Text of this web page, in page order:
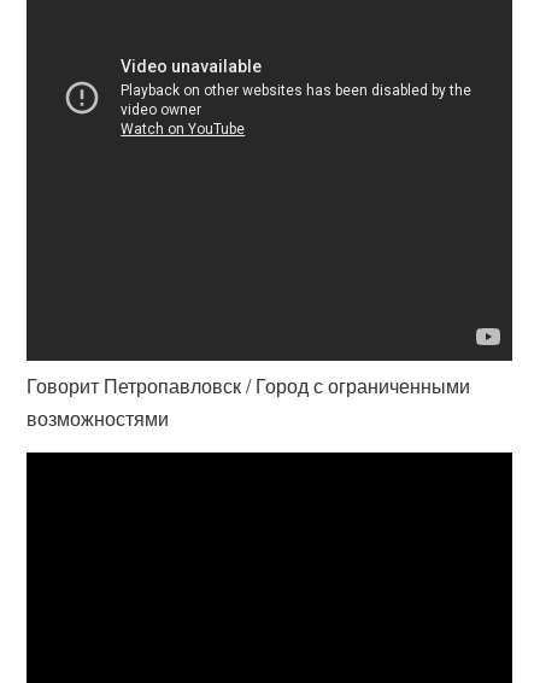
Говорит Петропавловск / Город с ограниченными
возможностями